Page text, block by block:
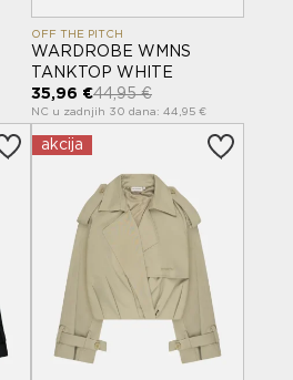
OFF THE PITCH
WARDROBE WMNS
TANKTOP WHITE
35,96 €44,95 €
NC u zadnjih 30 dana: 44,95 €
akcija